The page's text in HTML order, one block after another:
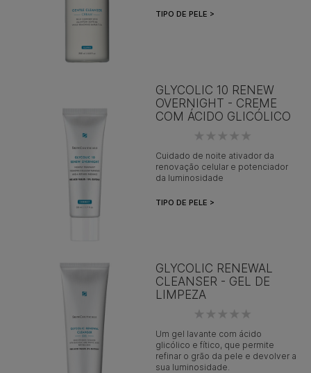
TIPO DE PELE >
GLYCOLIC 10 RENEW
OVERNIGHT - CREME
COM ÁCIDO GLICÓLICO
Cuidado de noite ativador da
renovação celular e potenciador
da luminosidade
TIPO DE PELE >
GLYCOLIC RENEWAL
CLEANSER - GEL DE
LIMPEZA
Um gel lavante com ácido
glicólico e fítico, que permite
refinar o grão da pele e devolver a
sua luminosidade.